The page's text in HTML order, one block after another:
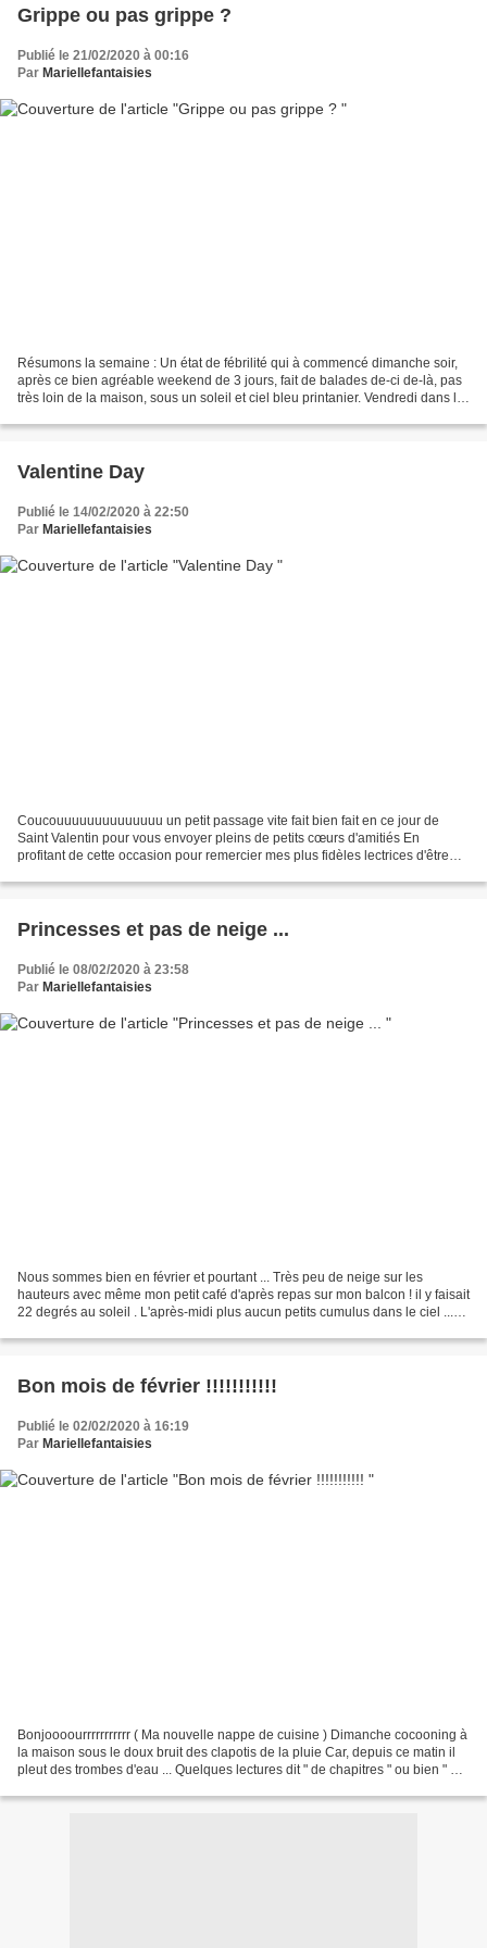
Grippe ou pas grippe ?
Publié le 21/02/2020 à 00:16
Par Mariellefantaisies
Résumons la semaine : Un état de fébrilité qui à commencé dimanche soir,
après ce bien agréable weekend de 3 jours, fait de balades de-ci de-là, pas
très loin de la maison, sous un soleil et ciel bleu printanier. Vendredi dans le
Valentine Day
Publié le 14/02/2020 à 22:50
Par Mariellefantaisies
Coucouuuuuuuuuuuuuu un petit passage vite fait bien fait en ce jour de
Saint Valentin pour vous envoyer pleins de petits cœurs d'amitiés En
profitant de cette occasion pour remercier mes plus fidèles lectrices d'être
Princesses et pas de neige ...
Publié le 08/02/2020 à 23:58
Par Mariellefantaisies
Nous sommes bien en février et pourtant ... Très peu de neige sur les
hauteurs avec même mon petit café d'après repas sur mon balcon ! il y faisait
22 degrés au soleil . L'après-midi plus aucun petits cumulus dans le ciel ...
Bon mois de février !!!!!!!!!!!
Publié le 02/02/2020 à 16:19
Par Mariellefantaisies
Bonjoooourrrrrrrrrrr ( Ma nouvelle nappe de cuisine ) Dimanche cocooning à
la maison sous le doux bruit des clapotis de la pluie Car, depuis ce matin il
pleut des trombes d'eau ... Quelques lectures dit " de chapitres " ou bien " de